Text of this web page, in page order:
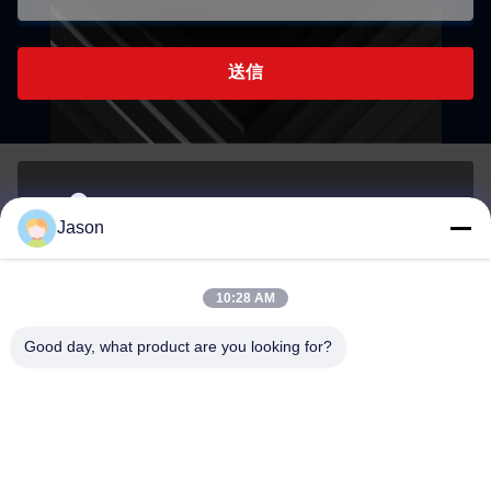
送信
アドレス
メール
youtongsales@gmail.com
Jason
10:28 AM
Good day, what product are you looking for?